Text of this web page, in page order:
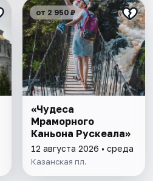
от 2 950 ₽
«Чудеса
Мраморного
Каньона Рускеала»
12 августа 2026 • среда
Казанская пл.